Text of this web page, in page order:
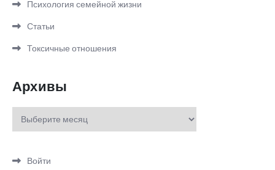
Психология семейной жизни
Статьи
Токсичные отношения
Архивы
Архивы
Войти